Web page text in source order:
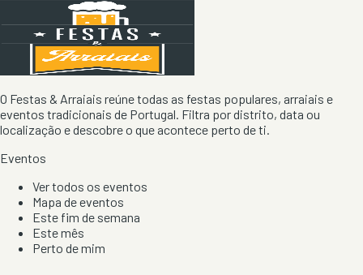
O Festas & Arraiais reúne todas as festas populares, arraiais e
eventos tradicionais de Portugal. Filtra por distrito, data ou
localização e descobre o que acontece perto de ti.
Eventos
Ver todos os eventos
Mapa de eventos
Este fim de semana
Este mês
Perto de mim